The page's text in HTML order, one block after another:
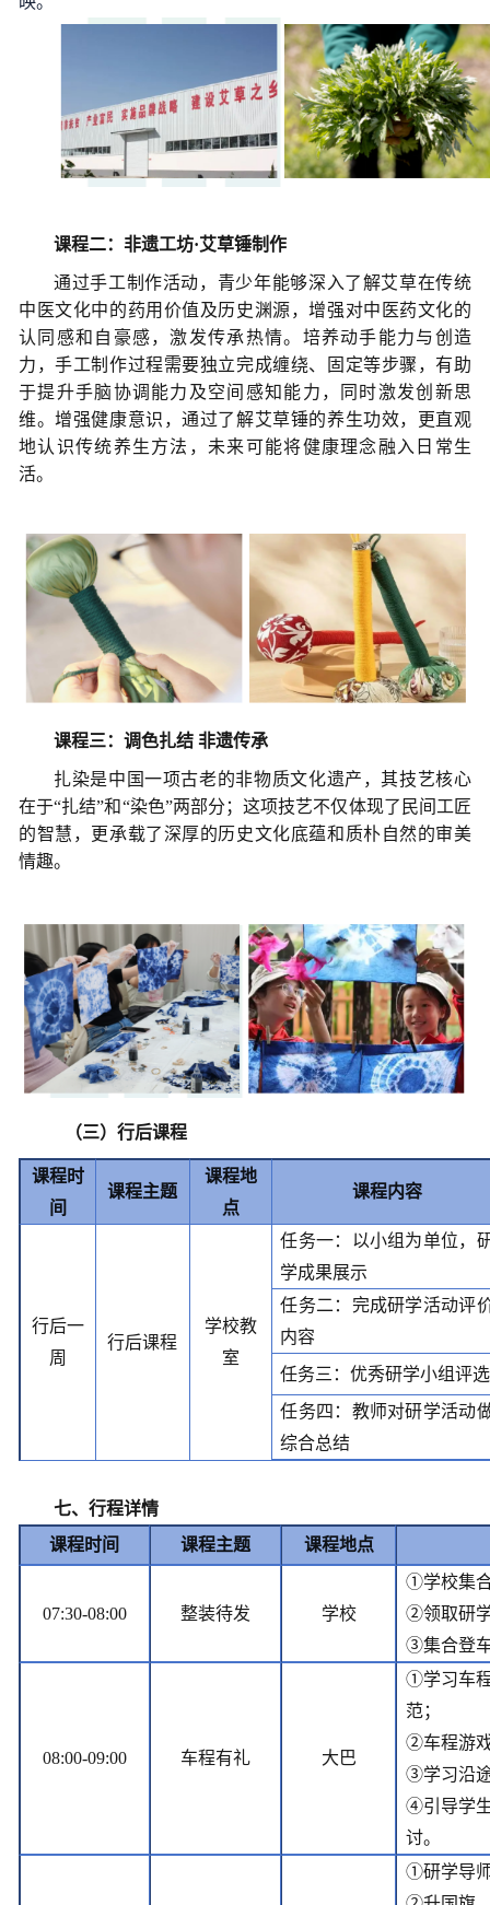
课程二：非遗工坊·艾草锤制作
通过手工制作活动，青少年能够深入了解艾草在传统
中医文化中的药用价值及历史渊源，增强对中医药文化的
认同感和自豪感，激发传承热情。 培养动手能力与创造
力 ，手工制作过程需要独立完成缠绕、固定等步骤，有助
于提升手脑协调能力及空间感知能力，同时激发创新思
维。增强健康意识 ，通过了解艾草锤的养生功效，更直观
地认识传统养生方法，未来可能将健康理念融入日常生
活。
课程三： 调色扎结 非遗传承
扎染是中国一项古老的非物质文化遗产，其技艺核心
在于“扎结”和“染色”两部分；这项技艺不仅体现了民间工匠
的智慧，更承载了深厚的历史文化底蕴和质朴自然的审美
情趣。
（三）行后课程
课程时
间
课程主题
课程地
点
课程内容
行后一
周
行后课程
学校教
室
任务一：以小组为单位，
学成果展示
任务二：完成研学活动评
内容
任务三：优秀研学小组评选
任务四：教师对研学活动
综合总结
七、行程详情
课程时间
课程主题 课程地点
07:30-08:00 整装待发 学校
①学校集
②领取研
③集合登
08:00-09:00 车程有礼 大巴
①学习车
范；
②车程游
③学习沿
④引导学
讨。
①研学导